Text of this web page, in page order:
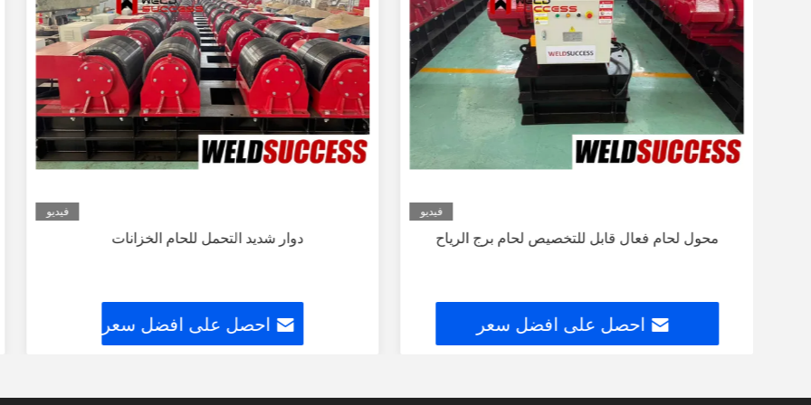
فيديو
محول لحام فعال قابل للتخصيص لحام برج الرياح
احصل على افضل سعر
فيديو
دوار شديد التحمل للحام الخزانات
احصل على افضل سعر